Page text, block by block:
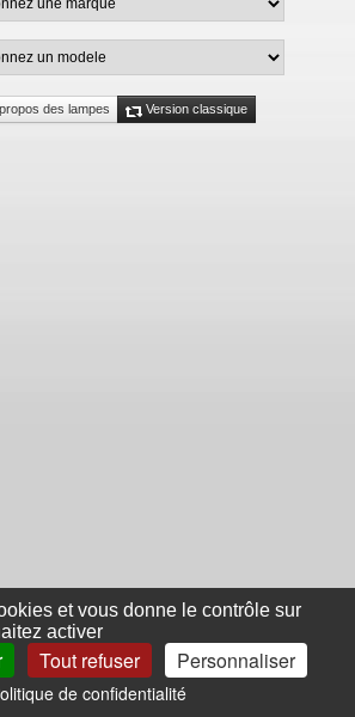
des lampes Version classique
et vous donne le contrôle sur
activer
Tout refuser Personnaliser
de confidentialité